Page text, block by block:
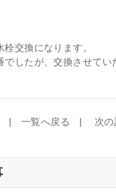
栓交換になります。
でしたが、交換させてい
一覧へ戻る 次の